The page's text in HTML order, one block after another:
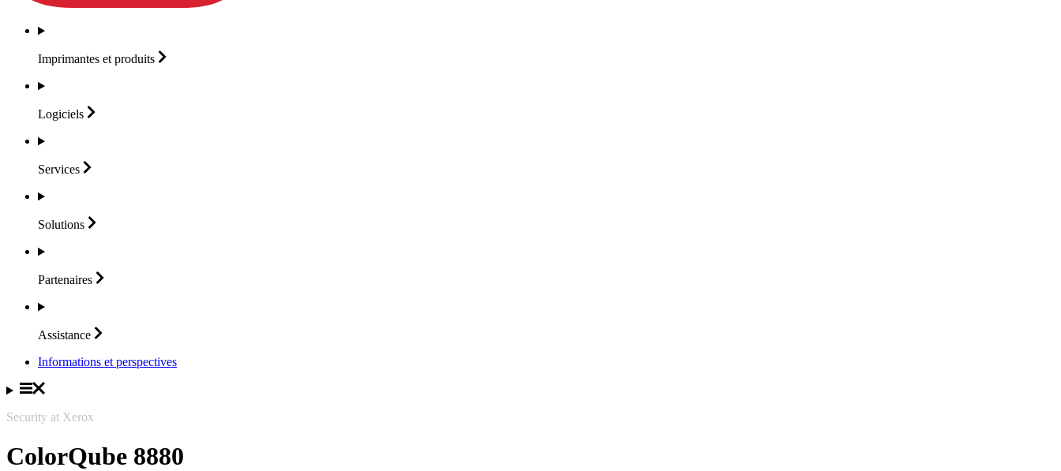
Imprimantes et produits
Logiciels
Services
Solutions
Partenaires
Assistance
Informations et perspectives
Security at Xerox
ColorQube 8880